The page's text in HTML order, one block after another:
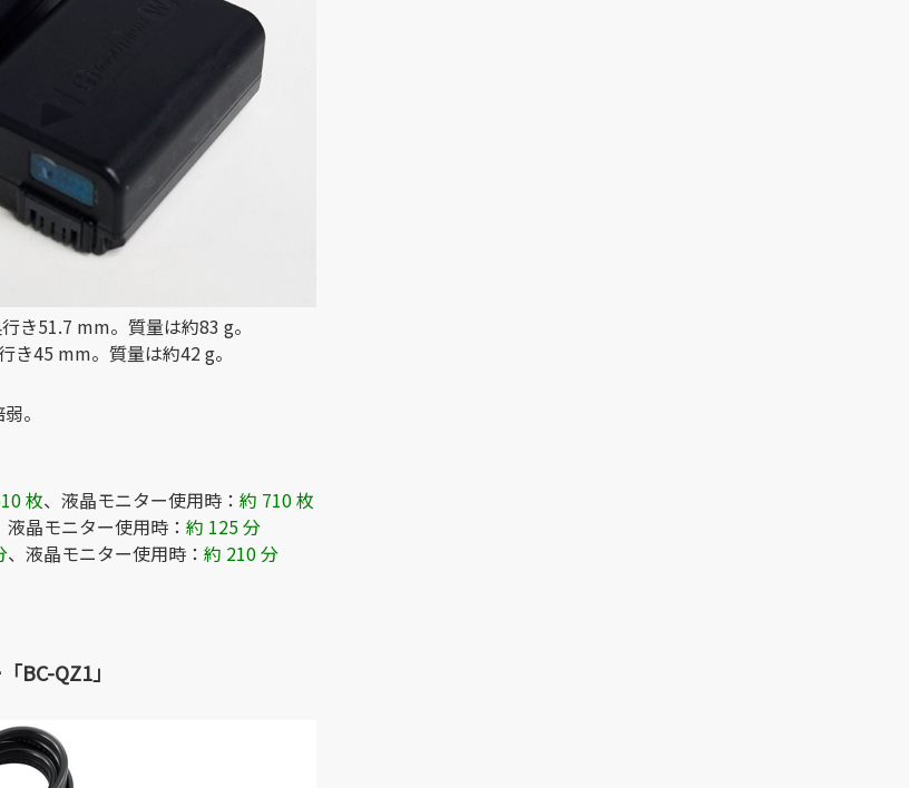
き51.7 mm。質量は約83 g。
き45 mm。質量は約42 g。
。
枚、液晶モニター使用時： 約 710 枚
液晶モニター使用時： 約 125 分
、液晶モニター使用時： 約 210 分
BC-QZ1」